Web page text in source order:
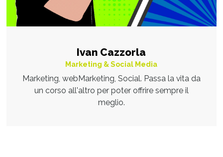
Ivan Cazzorla
Marketing & Social Media
Marketing, webMarketing, Social. Passa la vita da
un corso all'altro per poter offrire sempre il
meglio.